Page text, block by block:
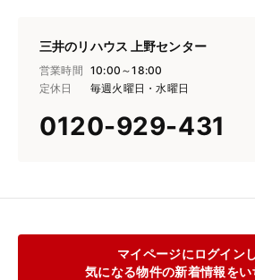
三井のリハウス 上野センター
営業時間 10:00～18:00
定休日
毎週火曜日・水曜日
0120-929-431
マイページにログインし
気になる物件の新着情報を